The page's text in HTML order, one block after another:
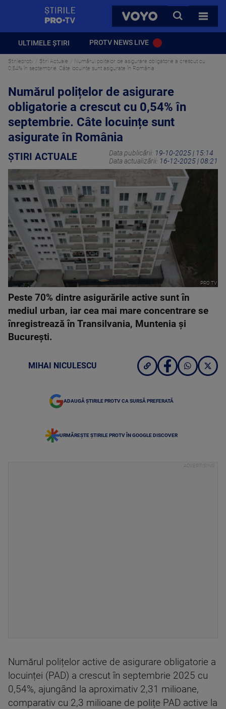
VOYO
CAUTA
TOATE
ULTIMELE ȘTIRI PROTV NEWS LIVE
Stirileprotv Știri Actuale
Numărul polițelor de asigurare obligatorie a crescut cu
0,54% în septembrie. Câte locuințe sunt asigurate în România
Numărul polițelor de asigurare
obligatorie a crescut cu 0,54% în
septembrie. Câte locuințe sunt
asigurate în România
ȘTIRI ACTUALE Data publicării: 19-10-2025 | 15:14
Data actualizării: 16-12-2025 | 08:21
PRO TV
Peste 70% dintre asigurările active sunt în
mediul urban, iar cea mai mare concentrare se
înregistrează în Transilvania, Muntenia și
București.
MIHAI NICULESCU
ADAUGĂ ȘTIRILE PROTV CA SURSĂ PREFERATĂ
URMĂREȘTE ȘTIRILE PROTV ÎN GOOGLE DISCOVER
Numărul polițelor active de asigurare obligatorie a
locuinței (PAD) a crescut în septembrie 2025 cu
0,54%, ajungând la aproximativ 2,31 milioane,
comparativ cu 2,3 milioane de polițe PAD active la